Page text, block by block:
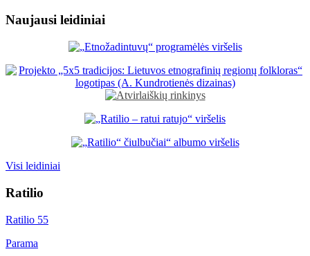
Naujausi leidiniai
Visi leidiniai
Ratilio
Ratilio 55
Parama